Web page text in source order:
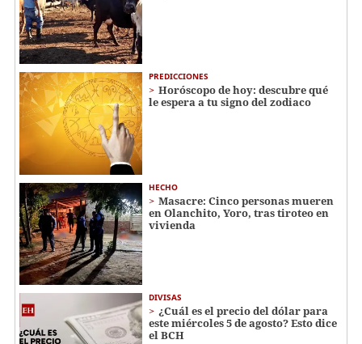
PREDICCIONES
Horóscopo de hoy: descubre qué
le espera a tu signo del zodiaco
HECHO
Masacre: Cinco personas mueren
en Olanchito, Yoro, tras tiroteo en
vivienda
DIVISAS
¿Cuál es el precio del dólar para
este miércoles 5 de agosto? Esto dice
el BCH